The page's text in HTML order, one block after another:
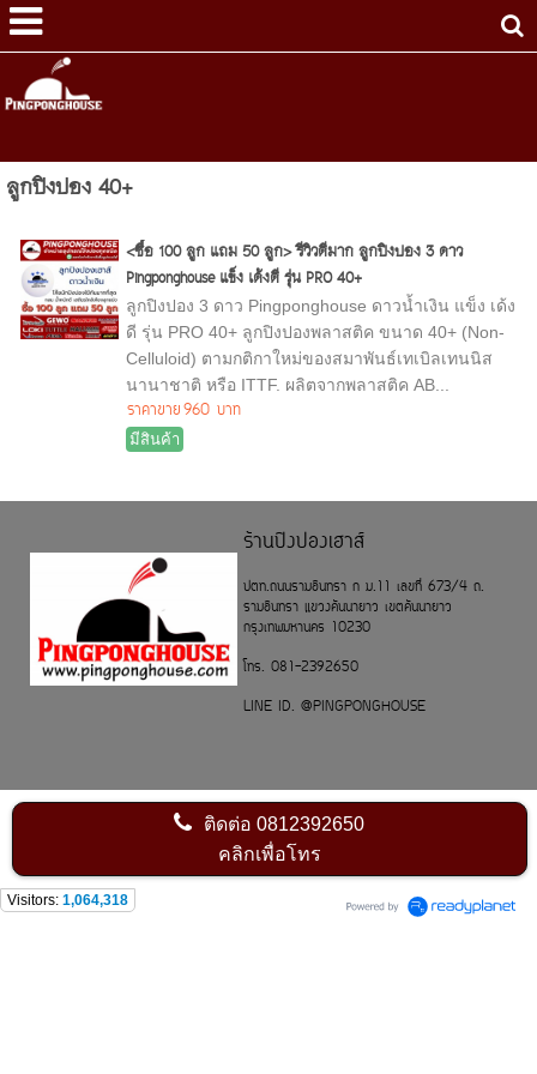
ลูกปิงปอง 40+
<ซื้อ 100 ลูก แถม 50 ลูก> รีวิวดีมาก ลูกปิงปอง 3 ดาว
Pingponghouse แข็ง เด้งดี รุ่น PRO 40+
ลูกปิงปอง 3 ดาว Pingponghouse ดาวน้ำเงิน แข็ง เด้ง
ดี รุ่น PRO 40+ ลูกปิงปองพลาสติค ขนาด 40+ (Non-
Celluloid) ตามกติกาใหม่ของสมาพันธ์เทเบิลเทนนิส
นานาชาติ หรือ ITTF. ผลิตจากพลาสติค AB...
ราคาขาย960 บาท
มีสินค้า
ร้านปิงปองเฮาส์
ปตท.ถนนรามอินทรา ก ม.11 เลขที่ 673/4 ถ.
รามอินทรา แขวงคันนายาว เขตคันนายาว
กรุงเทพมหานคร 10230
โทร. 081-2392650
LINE ID. @PINGPONGHOUSE
ติดต่อ0812392650
คลิกเพื่อโทร
Visitors: 1,064,318